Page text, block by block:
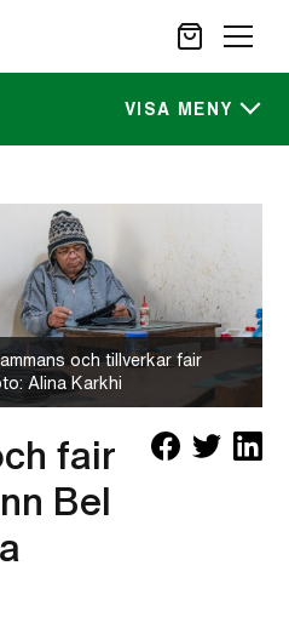
SÖK
VISA MENY
och tillverkar fair
Alina Karkhi
fair
Bel